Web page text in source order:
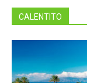
CALENTITO